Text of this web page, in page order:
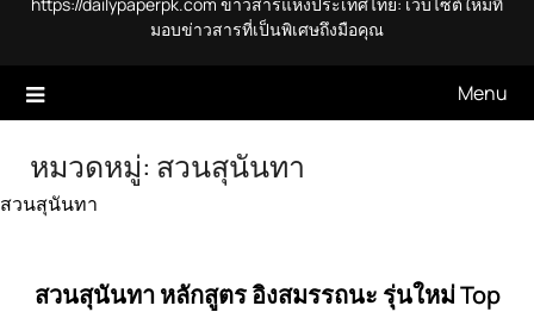
มอบข่าวสารที่เป็นพิเศษถึงมือคุณ
Menu
หมวดหมู่: สวนสุนันทา
สวนสุนันทา
สวนสุนันทา หลักสูตร อิงสมรรถนะ รุ่นใหม่ Top